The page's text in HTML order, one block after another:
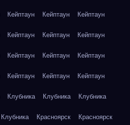
Кейптаун Кейптаун Кейптаун
Кейптаун Кейптаун Кейптаун
Кейптаун Кейптаун Кейптаун
Кейптаун Кейптаун Кейптаун
Клубника Клубника Клубника
Клубника Красноярск Красноярск